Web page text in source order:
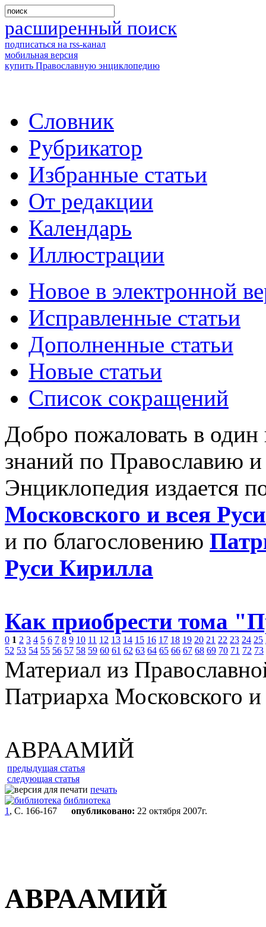
расширенный поиск
подписаться на rss-канал
мобильная версия
купить Православную энциклопедию
Словник
Рубрикатор
Избранные статьи
От редакции
Календарь
Иллюстрации
Новое в электронной
Исправленные статьи
Дополненные статьи
Новые статьи
Список сокращений
Добро пожаловать в
знаний по Православию
Энциклопедия издается
Московского и всея
и по благословению
Руси Кирилла
Как приобрести тома
0 1 2 3 4 5 6 7 8 9 10 11 12 13 14 15 16 17 18 19 20 21 22 23 24 25
52 53 54 55 56 57 58 59 60 61 62 63 64 65 66 67 68 69 70 71 72 73
Материал из
Патриарха Московского
АВРААМИЙ
предыдущая статья
следующая статья
печать
библиотека
1 , С. 166-167 опубликовано: 22 октября 2007г.
АВРААМИЙ